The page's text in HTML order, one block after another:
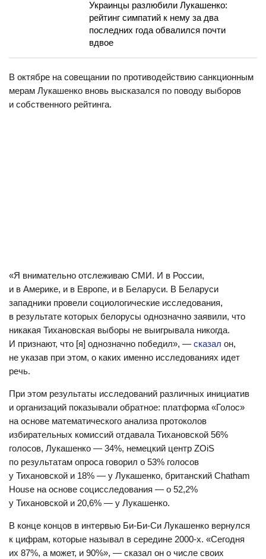
Украинцы разлюбили Лукашенко:
рейтинг симпатий к нему за два
последних года обвалился почти
вдвое
В октябре на совещании по противодействию санкционным
мерам Лукашенко вновь высказался по поводу выборов
и собственного рейтинга.
«Я внимательно отслеживаю СМИ. И в России,
и в Америке, и в Европе, и в Беларуси. В Беларуси
западники провели социологические исследования,
в результате которых белорусы однозначно заявили, что
никакая Тихановская выборы не выигрывала никогда.
И признают, что [я] однозначно победил», — сказал он,
не указав при этом, о каких именно исследованиях идет
речь.
При этом результаты исследований различных инициатив
и организаций показывали обратное: платформа «Голос»
на основе математического анализа протоколов
избирательных комиссий отдавала Тихановской 56%
голосов, Лукашенко — 34%, немецкий центр ZOiS
по результатам опроса говорил о 53% голосов
у Тихановской и 18% — у Лукашенко, британский Chatham
House на основе социсследования — о 52,2%
у Тихановской и 20,6% — у Лукашенко.
В конце концов в интервью Би-Би-Си Лукашенко вернулся
к цифрам, которые называл в середине 2000-х. «Сегодня
их 87%, а может, и 90%», — сказал он о числе своих